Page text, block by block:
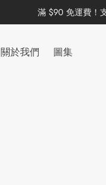
滿 $90 免運費！
關於我們 圖集